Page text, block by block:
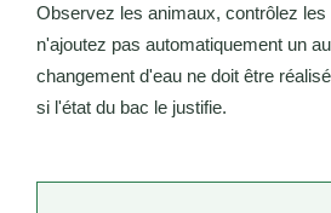
Observez les animaux, contrôlez
n'ajoutez pas automatiquement un
changement d'eau ne doit être
si l'état du bac le justifie.